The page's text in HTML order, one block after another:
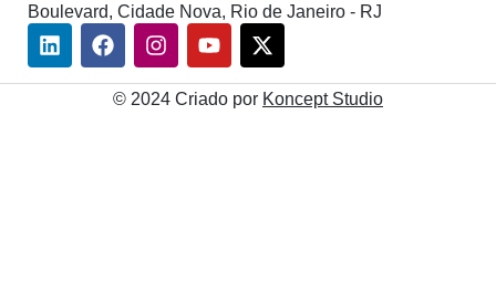
Boulevard, Cidade Nova, Rio de Janeiro - RJ
LinkedinFacebookInstagram
Youtube
X-
twitter
© 2024 Criado por Koncept Studio